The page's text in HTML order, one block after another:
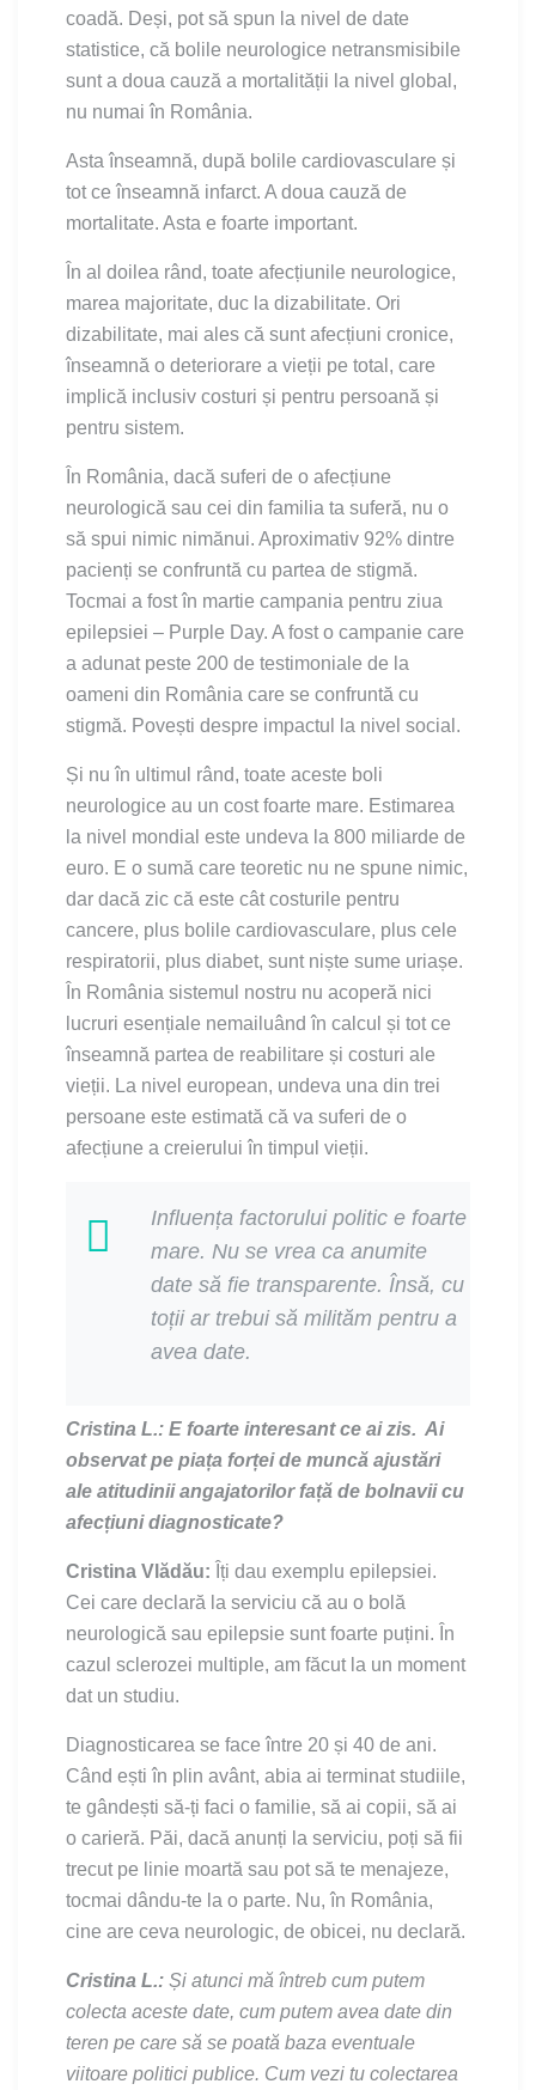
coadă. Deși, pot să spun la nivel de date
statistice, că bolile neurologice netransmisibile
sunt a doua cauză a mortalității la nivel global,
nu numai în România.
Asta înseamnă, după bolile cardiovasculare și
tot ce înseamnă infarct. A doua cauză de
mortalitate. Asta e foarte important.
În al doilea rând, toate afecțiunile neurologice,
marea majoritate, duc la dizabilitate. Ori
dizabilitate, mai ales că sunt afecțiuni cronice,
înseamnă o deteriorare a vieții pe total, care
implică inclusiv costuri și pentru persoană și
pentru sistem.
În România, dacă suferi de o afecțiune
neurologică sau cei din familia ta suferă, nu o
să spui nimic nimănui. Aproximativ 92% dintre
pacienți se confruntă cu partea de stigmă.
Tocmai a fost în martie campania pentru ziua
epilepsiei – Purple Day. A fost o campanie care
a adunat peste 200 de testimoniale de la
oameni din România care se confruntă cu
stigmă. Povești despre impactul la nivel social.
Și nu în ultimul rând, toate aceste boli
neurologice au un cost foarte mare. Estimarea
la nivel mondial este undeva la 800 miliarde de
euro. E o sumă care teoretic nu ne spune nimic,
dar dacă zic că este cât costurile pentru
cancere, plus bolile cardiovasculare, plus cele
respiratorii, plus diabet, sunt niște sume uriașe.
În România sistemul nostru nu acoperă nici
lucruri esențiale nemailuând în calcul și tot ce
înseamnă partea de reabilitare și costuri ale
vieții. La nivel european, undeva una din trei
persoane este estimată că va suferi de o
afecțiune a creierului în timpul vieții.
Influența factorului politic e foarte
mare. Nu se vrea ca anumite
date să fie transparente. Însă, cu
toții ar trebui să milităm pentru a
avea date.
Cristina L.: E foarte interesant ce ai zis. Ai
observat pe piața forței de muncă ajustări
ale atitudinii angajatorilor față de bolnavii cu
afecțiuni diagnosticate?
Cristina Vlădău: Îți dau exemplu epilepsiei.
Cei care declară la serviciu că au o bolă
neurologică sau epilepsie sunt foarte puțini. În
cazul sclerozei multiple, am făcut la un moment
dat un studiu.
Diagnosticarea se face între 20 și 40 de ani.
Când ești în plin avânt, abia ai terminat studiile,
te gândești să-ți faci o familie, să ai copii, să ai
o carieră. Păi, dacă anunți la serviciu, poți să fii
trecut pe linie moartă sau pot să te menajeze,
tocmai dându-te la o parte. Nu, în România,
cine are ceva neurologic, de obicei, nu declară.
Cristina L.: Și atunci mă întreb cum putem
colecta aceste date, cum putem avea date din
teren pe care să se poată baza eventuale
viitoare politici publice. Cum vezi tu colectarea